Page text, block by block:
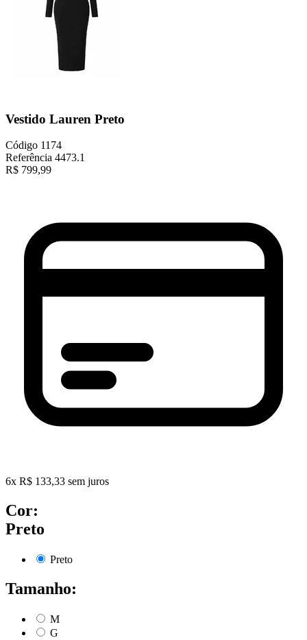
Vestido Lauren Preto
Código 1174
Referência 4473.1
R$ 799,99
6x R$ 133,33 sem juros
Cor:
Preto
Preto
Tamanho:
M
G